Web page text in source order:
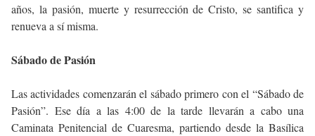
años, la pasión, muerte y resurrección de Cristo, se santifica y
renueva a sí misma.
Sábado de Pasión
Las actividades comenzarán el sábado primero con el “Sábado de
Pasión”. Ese día a las 4:00 de la tarde llevarán a cabo una
Caminata Penitencial de Cuaresma, partiendo desde la Basílica